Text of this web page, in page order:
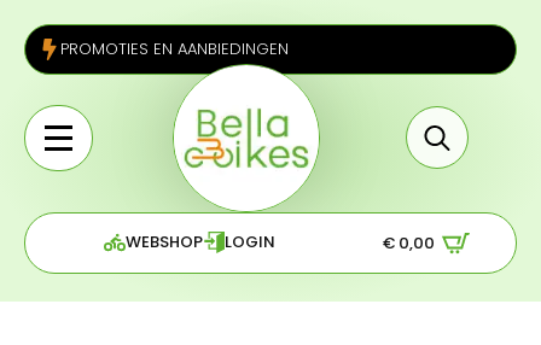
PROMOTIES EN AANBIEDINGEN
for:
WEBSHOP LOGIN € 0,00